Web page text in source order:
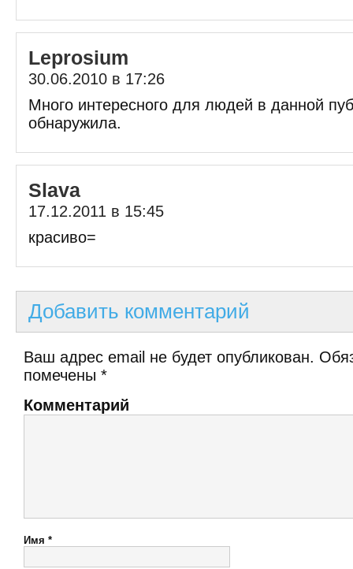
Leprosium
30.06.2010 в 17:26
Много интересного для людей в данной
обнаружила.
Slava
17.12.2011 в 15:45
красиво=
Добавить комментарий
Ваш адрес email не будет опубликован.
помечены *
Комментарий
Имя *